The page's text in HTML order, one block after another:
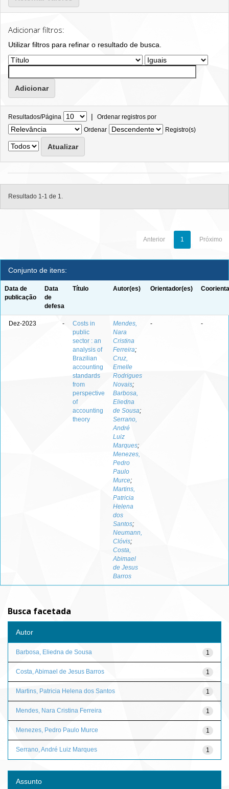
Adicionar filtros:
Utilizar filtros para refinar o resultado de busca.
Resultados/Página | Ordenar registros por
Ordenar
Registro(s)
Resultado 1-1 de 1.
Anterior 1 Próximo
Conjunto de itens:
Data de
publicação
Data
de
defesa
Título Autor(es) Orientador(es)
Dez-2023 -
Costs in
public
sector : an
analysis of
Brazilian
accounting
standards
from
perspective
of
accounting
theory
Mendes,
Nara
Cristina
Ferreira;
Cruz,
Emelle
Rodrigues
Novais;
Barbosa,
Eliedna
de Sousa;
Serrano,
André
Luiz
Marques;
Menezes,
Pedro
Paulo
Murce;
Martins,
Patricia
Helena
dos
Santos;
Neumann,
Clóvis;
Costa,
Abimael
de Jesus
Barros
- -
Busca facetada
Autor
1
Barbosa, Eliedna de Sousa
1
Costa, Abimael de Jesus Barros
1
Martins, Patricia Helena dos Santos
1
Mendes, Nara Cristina Ferreira
1
Menezes, Pedro Paulo Murce
1
Serrano, André Luiz Marques
Assunto